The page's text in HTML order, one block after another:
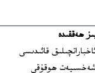
ھەققىدە
قائىدىسى
ھوقۇقى